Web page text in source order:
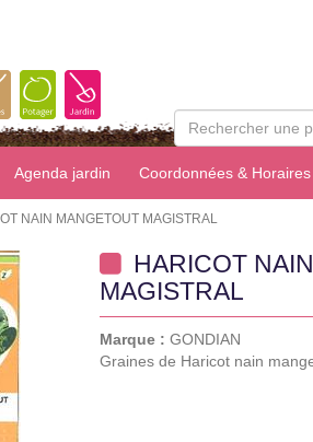
Agenda jardin Coordonnées & Horaires
NAIN MANGETOUT MAGISTRAL
HARICOT
MAGISTRAL
Marque : GONDIAN
Graines de Haricot nain